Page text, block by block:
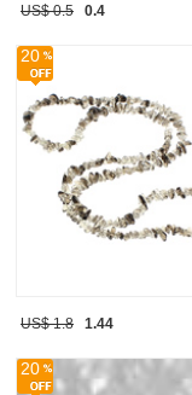
US$ 0.5 0.4
20
US$ 1.8 1.44
20